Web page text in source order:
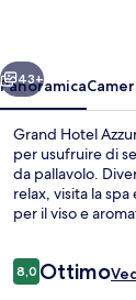
Avanti
43+
Panoramica
Grand Hotel
per usufruire di
da pallavolo.
relax, visita la
per il viso e
campi da tennis
Recensioni
8,08,0 su 10
Ottimo